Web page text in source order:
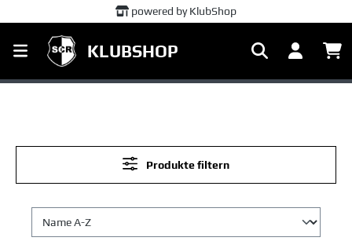
powered by KlubShop
KLUBSHOP
Produkte filtern